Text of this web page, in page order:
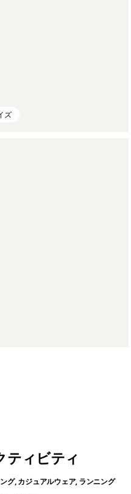
ズ
ティビティ
グ, カジュアルウェア, ランニング